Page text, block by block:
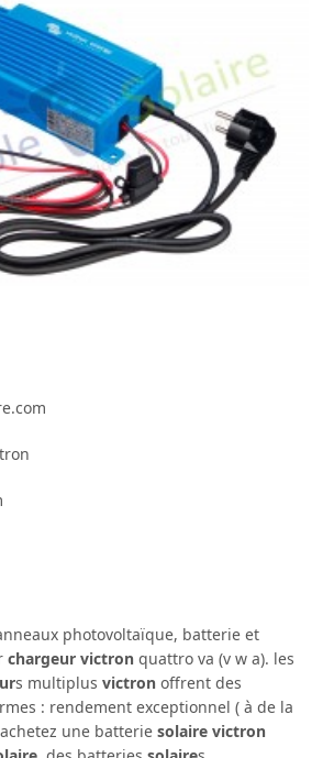
photovoltaïque, batterie et
chargeur victron quattro va (v w a). les
s multiplusvictron offrent des
: rendement exceptionnel ( à de la
une batteriesolaire victron